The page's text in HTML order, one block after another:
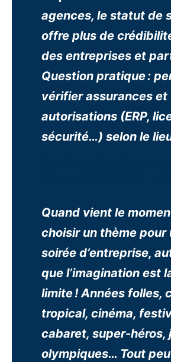
agences, le statut de
offre plus de
des entreprises et
Question pratique :
vérifier assurances et
autorisations (ERP,
sécurité…) selon le
Quand vient le
choisir un thème pour
soirée d’entreprise,
que l’imagination est
limite ! Années folles,
tropical, cinéma,
cabaret, super-héros,
olympiques… Tout